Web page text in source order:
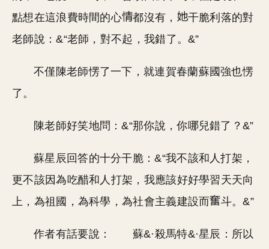
點想在這浪費時間的心
都沒有，
干脆利落的對
老師說：&“老師，對不起，我錯了。&”
不僅陳老師愣了一下，就連賀春蘭蘇國強也愣
了。
陳老師好笑地問：&“那你說，你哪兒錯了？&”
蘇星辰回答的十分干脆：&“我不該和人打架，
更不該因為吃醋和人打架，我應該好好學習天天向
上，為祖國，為科學，為社會主義建設而
斗。&”
作者有話要說： 蘇&·殺馬特&·星辰：所以